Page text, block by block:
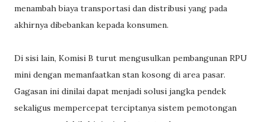
menambah biaya transportasi dan distribusi yang pada
akhirnya dibebankan kepada konsumen.
Di sisi lain, Komisi B turut mengusulkan pembangunan RPU
mini dengan memanfaatkan stan kosong di area pasar.
Gagasan ini dinilai dapat menjadi solusi jangka pendek
sekaligus mempercepat terciptanya sistem pemotongan